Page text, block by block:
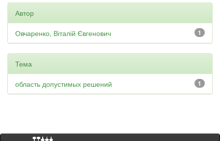
Автор
1
Овчаренко, Віталій Євгенович
Тема
1
область допустимых решений